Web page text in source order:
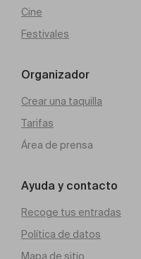
Cine
Festivales
Organizador
Crear una taquilla
Tarifas
Área de prensa
Ayuda y contacto
Recoge tus entradas
Política de datos
Mapa de sitio